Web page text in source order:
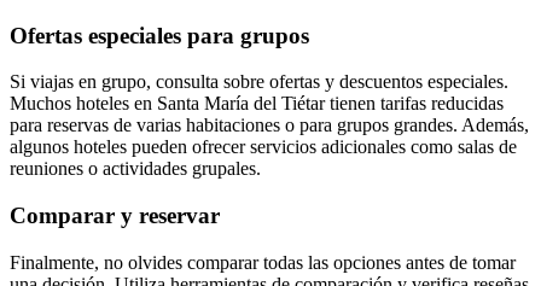
Ofertas especiales para grupos
Si viajas en grupo, consulta sobre ofertas y descuentos especiales.
Muchos hoteles en Santa María del Tiétar tienen tarifas reducidas
para reservas de varias habitaciones o para grupos grandes. Además,
algunos hoteles pueden ofrecer servicios adicionales como salas de
reuniones o actividades grupales.
Comparar y reservar
Finalmente, no olvides comparar todas las opciones antes de tomar